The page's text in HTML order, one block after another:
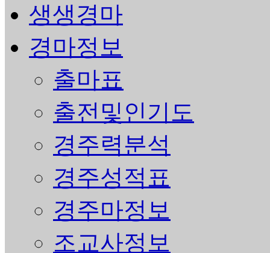
생생경마
경마정보
출마표
출전및인기도
경주력분석
경주성적표
경주마정보
조교사정보